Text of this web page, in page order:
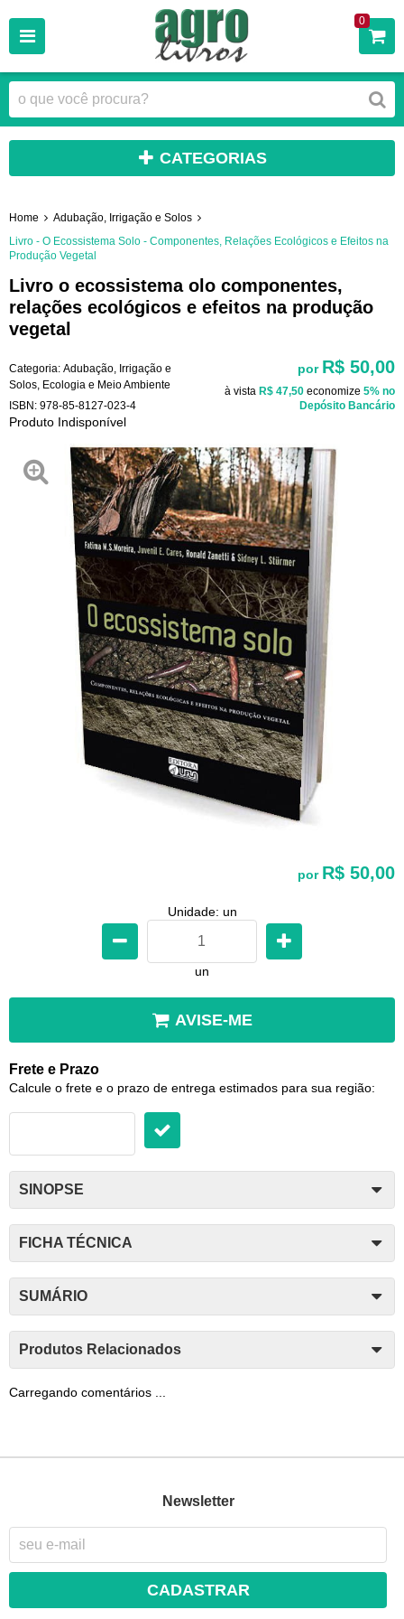
0
CATEGORIAS
Home
Adubação, Irrigação e Solos
Livro - O Ecossistema Solo - Componentes, Relações Ecológicos e Efeitos na
Produção Vegetal
Livro o ecossistema olo componentes,
relações ecológicos e efeitos na produção
vegetal
Categoria: Adubação, Irrigação e
Solos Ecologia e Meio Ambiente
ISBN: 978-85-8127-023-4
Produto Indisponível
por R$ 50,00
à vista R$ 47,50 economize 5% no
Depósito Bancário
por R$ 50,00
Unidade: un
un
AVISE-ME
Frete e Prazo
Calcule o frete e o prazo de entrega estimados para sua região:
SINOPSE
FICHA TÉCNICA
SUMÁRIO
Produtos Relacionados
Carregando comentários ...
Newsletter
CADASTRAR